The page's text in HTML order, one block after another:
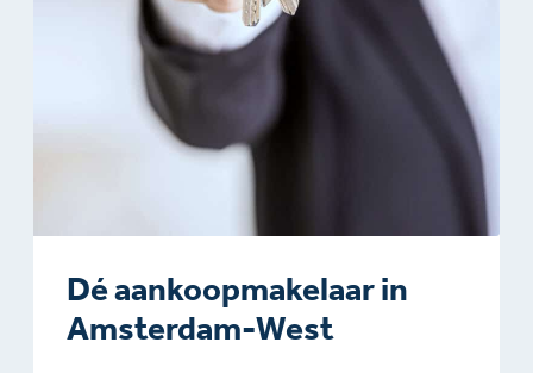
Dé aankoopmakelaar in
Amsterdam-West